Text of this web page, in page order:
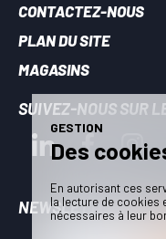
CONTACTEZ-NOUS
PLAN DU SITE
MAGASINS
SUIVEZ-NOUS SUR
NEWSLETTER -
GESTION
Des
En autorisant ces
la lecture de cookies
nécessaires à leur